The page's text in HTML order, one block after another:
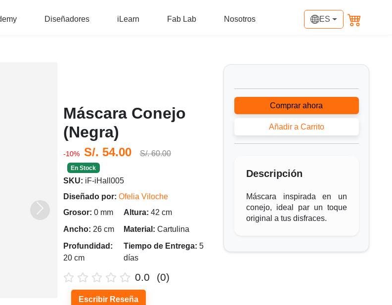
Diseñadores iLearn Fab Lab Nosotros ES
Siguiente
Máscara Conejo
(Negra)
-10% S/. 54.00 S/. 60.00
En Stock
SKU: iF-iHall005
Diseñado por: Ofelia Viloche
Grosor: 0 mm
Ancho: 26 cm
Profundidad:
20 cm
Altura: 42 cm
Material: Cartulina
Tiempo de Entrega: 5
días
0.0 (0)
Escribir Reseña
Comprar ahora
Añadir a Carrito
Descripción
Máscara inspirada en un
conejo, ideal par un toque
original a tus disfraces.